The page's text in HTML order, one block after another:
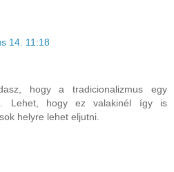
14. 11:18
hogy a tradicionalizmus egy
Lehet, hogy ez valakinél így is
helyre lehet eljutni.